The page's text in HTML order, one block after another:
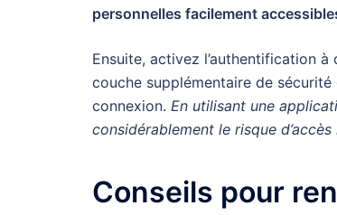
personnelles facilement
Ensuite, activez l’authentification
couche supplémentaire de
connexion. En utilisant une
considérablement le risque
Conseils pour